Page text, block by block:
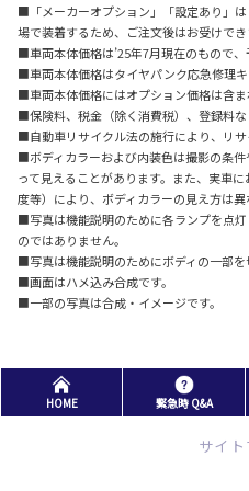
■「メーカーオプション」「設定あり」
場で装着するため、ご注文後はお受けでき
■車両本体価格は’25年7月現在のもので、
■車両本体価格はタイヤパンク応急修理キ
■車両本体価格にはオプション価格は含ま
■保険料、税金（除く消費税）、登録料な
■自動車リサイクル法の施行により、リサ
■ボディカラーおよび内装色は撮影の条
って見えることがあります。また、実車
度等）により、ボディカラーの見え方は異
■写真は機能説明のために各ランプを点
のではありません。
■写真は機能説明のためにボディの一部を
■画面はハメ込み合成です。
■一部の写真は合成・イメージです。
HOME 緊急時 Q&A
サイ